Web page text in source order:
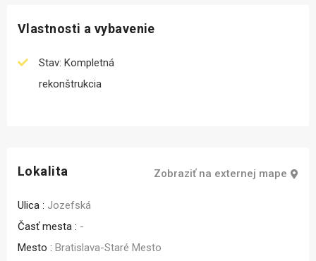
Vlastnosti a vybavenie
Stav: Kompletná
rekonštrukcia
Lokalita Zobraziť na externej mape
Ulica : Jozefská
Časť mesta : -
Mesto : Bratislava-Staré Mesto